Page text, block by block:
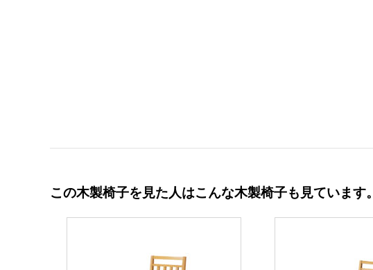
この木製椅子を見た人はこんな木製椅子も見ています。